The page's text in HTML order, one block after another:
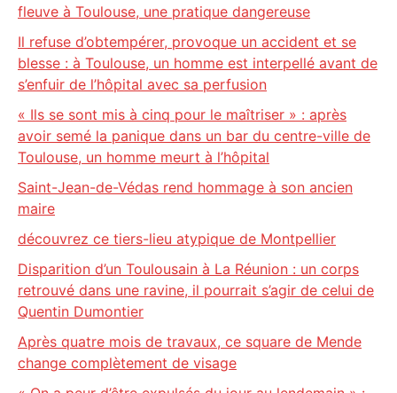
fleuve à Toulouse, une pratique dangereuse
Il refuse d’obtempérer, provoque un accident et se
blesse : à Toulouse, un homme est interpellé avant de
s’enfuir de l’hôpital avec sa perfusion
« Ils se sont mis à cinq pour le maîtriser » : après
avoir semé la panique dans un bar du centre-ville de
Toulouse, un homme meurt à l’hôpital
Saint-Jean-de-Védas rend hommage à son ancien
maire
découvrez ce tiers-lieu atypique de Montpellier
Disparition d’un Toulousain à La Réunion : un corps
retrouvé dans une ravine, il pourrait s’agir de celui de
Quentin Dumontier
Après quatre mois de travaux, ce square de Mende
change complètement de visage